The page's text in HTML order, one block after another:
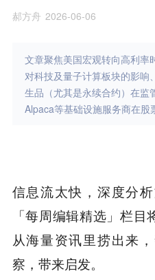
郝方舟 2026-06-06
文章聚焦美国宏观转向高利率
对科技及量子计算板块的影响
生品（尤其是永续合约）在监
Alpaca等基础设施服务商在股
信息流太快，深度分
「每周编辑精选」栏
从海量资讯里捞出来
察，带来启发。